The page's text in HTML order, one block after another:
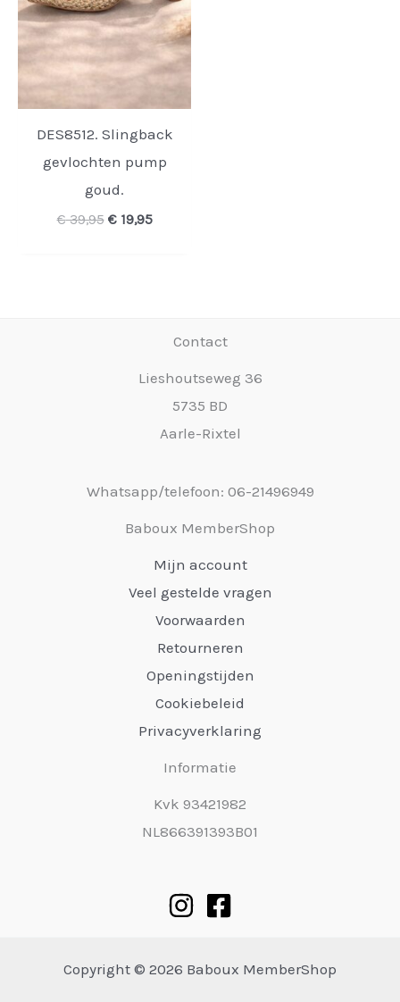
DES8512. Slingback
gevlochten pump
goud.
€39,95 Oorspronkelijke
€19,95Huidige
Contact
Lieshoutseweg 36
5735 BD
Aarle-Rixtel
Whatsapp/telefoon: 06-21496949
Baboux MemberShop
Mijn account
Veel gestelde vragen
Voorwaarden
Retourneren
Openingstijden
Cookiebeleid
Privacyverklaring
Informatie
Kvk 93421982
NL866391393B01
Copyright © 2026 Baboux MemberShop